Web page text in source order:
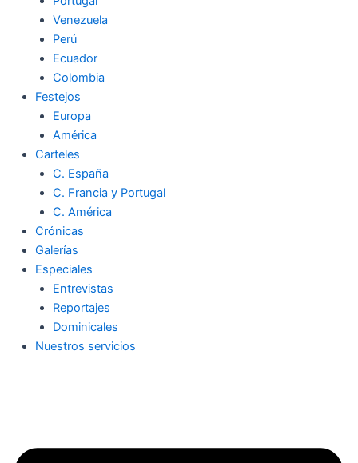
Venezuela
Perú
Ecuador
Colombia
Festejos
Europa
América
Carteles
C. España
C. Francia y Portugal
C. América
Crónicas
Galerías
Especiales
Entrevistas
Reportajes
Dominicales
Nuestros servicios